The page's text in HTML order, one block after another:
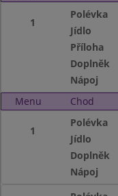
1
Polévka
Jídlo
Příloha
Doplněk
Nápoj
Menu
Chod
1
Polévka
Jídlo
Doplněk
Nápoj